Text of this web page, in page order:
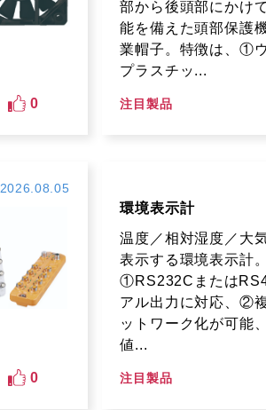
0
部から後頭部にかけ
能を備えた頭部保護
業帽子。特徴は、①
プラスチッ...
注目製品
2026.08.05
0
環境表示計
温度／相対湿度／大
表示する環境表示計
①RS232Cまたは
アル出力に対応、②
ットワーク化が可能
値...
注目製品